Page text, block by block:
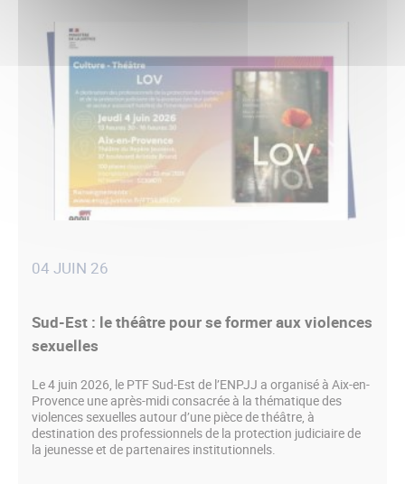
04 JUIN 26
Sud-Est : le théâtre pour se former aux violences
sexuelles
Le 4 juin 2026, le PTF Sud-Est de l’ENPJJ a organisé à Aix-en-
Provence une après-midi consacrée à la thématique des
violences sexuelles autour d’une pièce de théâtre, à
destination des professionnels de la protection judiciaire de
la jeunesse et de partenaires institutionnels.